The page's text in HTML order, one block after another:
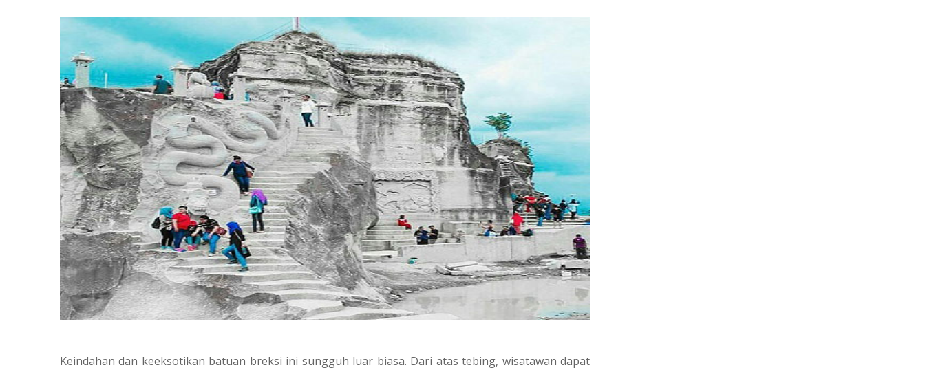
Keindahan dan keeksotikan batuan breksi ini sungguh luar biasa. Dari atas tebing, wisatawan dapat